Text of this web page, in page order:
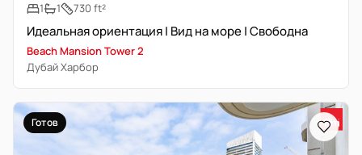
1
1 730 ft²
Идеальная ориентация | Вид на море | Свободна
Beach Mansion Tower 2
Дубай Харбор
Готов